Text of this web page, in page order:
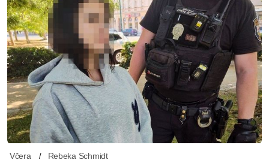
Včera Rebeka Schmidt